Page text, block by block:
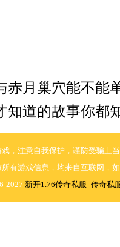
赤月巢穴能不能
知道的故事你都
，注意自我保护，谨防受骗上
有游戏信息，均来自互联网，
2027 新开1.76传奇私服_传奇私